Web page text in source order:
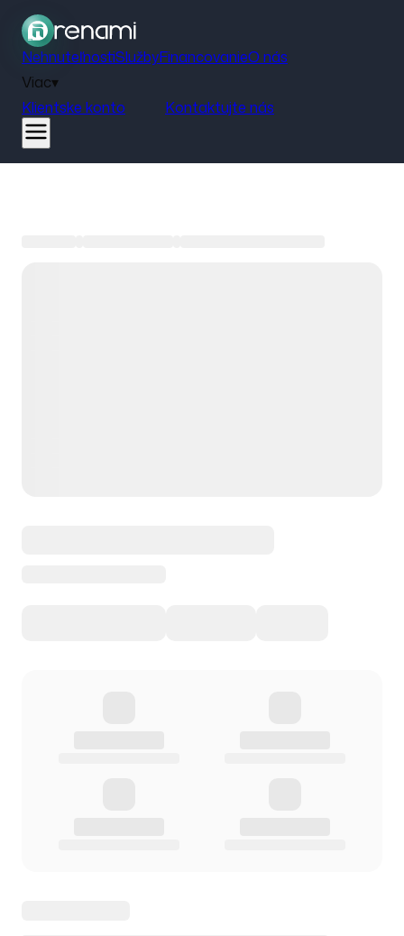
NehnuteľnostiSlužbyFinancovanieO nás
Viac▾
Klientske konto
Kontaktujte nás